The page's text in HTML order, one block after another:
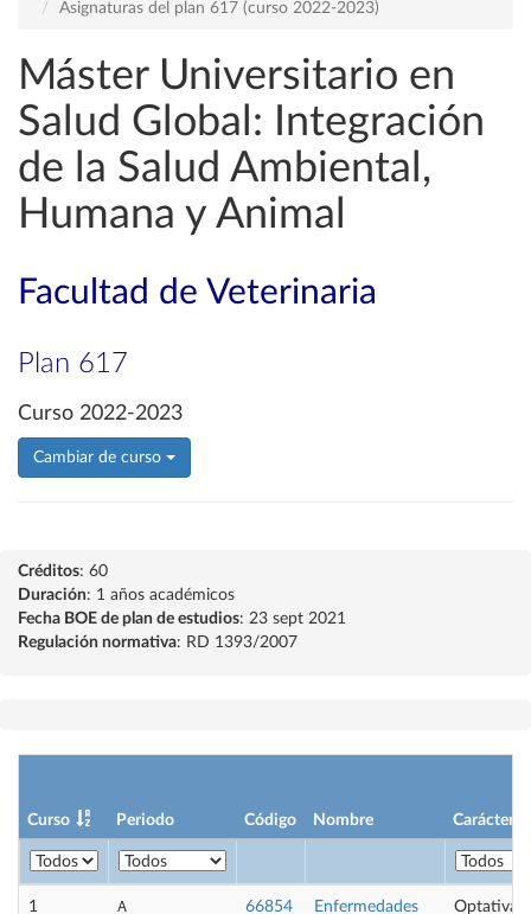
Asignaturas del plan 617 (curso 2022-2023)
Máster Universitario en
Salud Global: Integración
de la Salud Ambiental,
Humana y Animal
Facultad de Veterinaria
Plan 617
Curso 2022-2023
Cambiar de curso
Créditos: 60
Duración: 1 años académicos
Fecha BOE de plan de estudios: 23 sept 2021
Regulación normativa: RD 1393/2007
Curso Periodo Código Nombre Carácter
1 A 66854
Enfermedades
Optativa